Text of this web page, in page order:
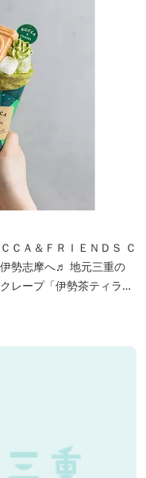
ＣＡ＆ＦＲＩＥＮＤＳ Ｃ
勢志摩へ♬ 地元三重の
レープ「伊勢茶ティラミ
創作クレープを味わえま
プやドリンク種類も豊富
ち寄りいただければと思